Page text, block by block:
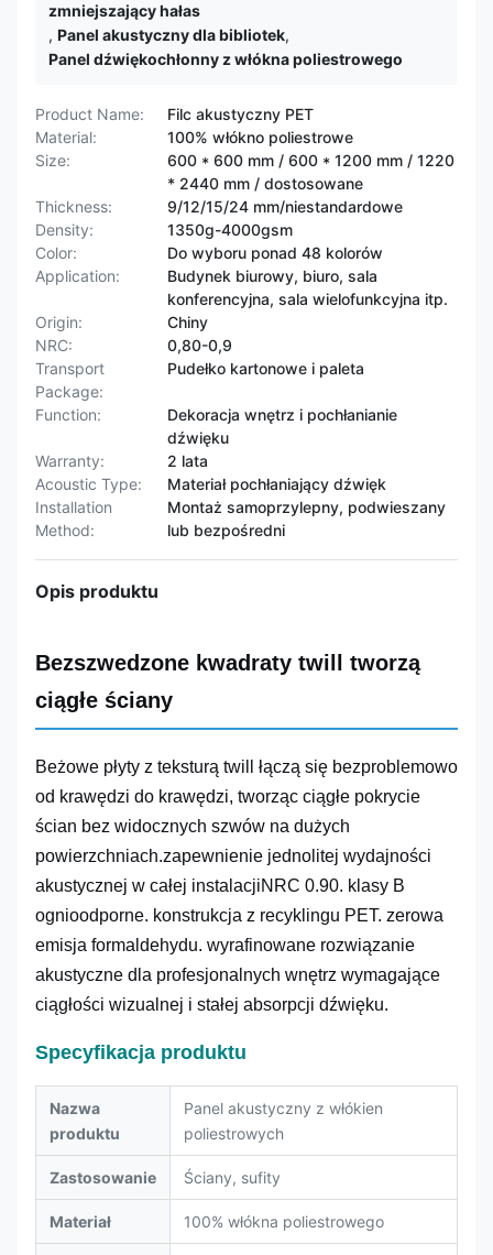
zmniejszający hałas
, Panel akustyczny dla bibliotek,
Panel dźwiękochłonny z włókna poliestrowego
Product Name:
Filc akustyczny PET
Material:
100% włókno poliestrowe
Size:
600 * 600 mm / 600 * 1200 mm / 1220
* 2440 mm / dostosowane
Thickness:
9/12/15/24 mm/niestandardowe
Density:
1350g-4000gsm
Color:
Do wyboru ponad 48 kolorów
Application:
Budynek biurowy, biuro, sala
konferencyjna, sala wielofunkcyjna itp.
Origin:
Chiny
NRC:
0,80-0,9
Transport
Package:
Pudełko kartonowe i paleta
Function:
Dekoracja wnętrz i pochłanianie
dźwięku
Warranty:
2 lata
Acoustic Type:
Materiał pochłaniający dźwięk
Installation
Method:
Montaż samoprzylepny, podwieszany
lub bezpośredni
Opis produktu
Bezszwedzone kwadraty twill tworzą
ciągłe ściany
Beżowe płyty z teksturą twill łączą się bezproblemowo
od krawędzi do krawędzi, tworząc ciągłe pokrycie
ścian bez widocznych szwów na dużych
powierzchniach.zapewnienie jednolitej wydajności
akustycznej w całej instalacjiNRC 0.90. klasy B
ognioodporne. konstrukcja z recyklingu PET. zerowa
emisja formaldehydu. wyrafinowane rozwiązanie
akustyczne dla profesjonalnych wnętrz wymagające
ciągłości wizualnej i stałej absorpcji dźwięku.
Specyfikacja produktu
Nazwa
produktu
Panel akustyczny z włókien
poliestrowych
Zastosowanie Ściany, sufity
Materiał 100% włókna poliestrowego